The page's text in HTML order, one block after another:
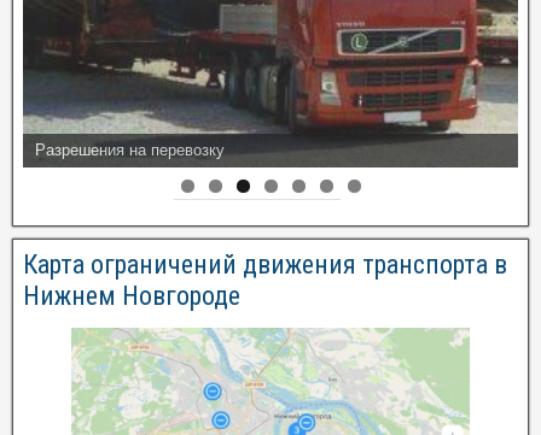
Разрешения на перевозку
Карта ограничений движения транспорта в
Нижнем Новгороде